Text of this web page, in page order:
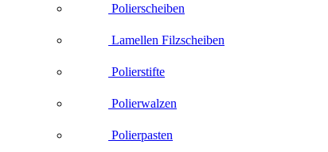
Polierscheiben
Lamellen Filzscheiben
Polierstifte
Polierwalzen
Polierpasten